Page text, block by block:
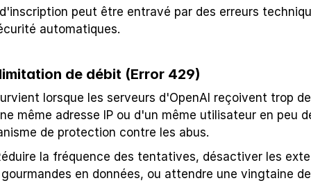
peut être entravé par des erreurs
automatiques.
de débit (Error 429)
lorsque les serveurs d'OpenAI reçoivent trop
même adresse IP ou d'un même utilisateur en peu
de protection contre les abus.
la fréquence des tentatives, désactiver les
en données, ou attendre une vingtaine